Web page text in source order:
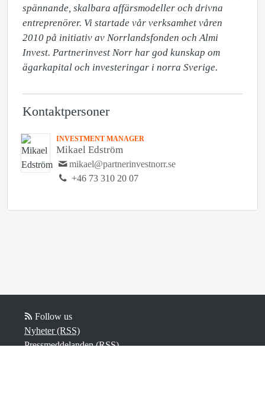
spännande, skalbara affärsmodeller och drivna
entreprenörer. Vi startade vår verksamhet våren
2010 på initiativ av Norrlandsfonden och Almi
Invest. Partnerinvest Norr har god kunskap om
ägarkapital och investeringar i norra Sverige.
Kontaktpersoner
INVESTMENT MANAGER
Mikael Edström
mikael@partnerinvestnorr.se
+46 73 310 20 07
Follow us
Nyheter (RSS)
Pressmeddelanden (RSS)